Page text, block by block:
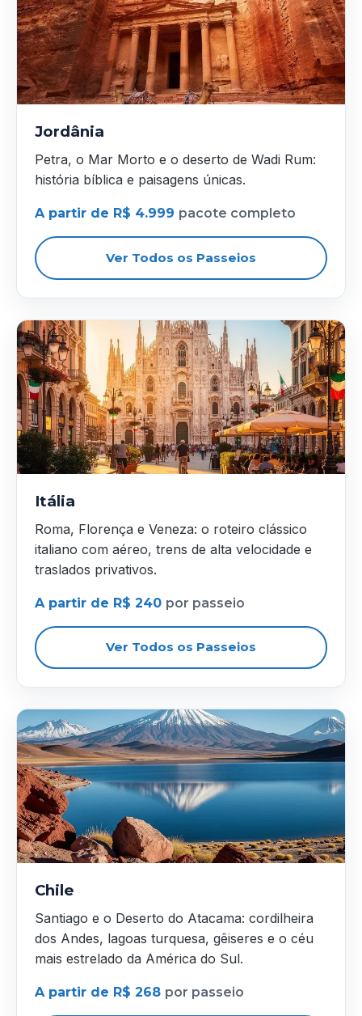
Jordânia
Petra, o Mar Morto e o deserto de Wadi Rum:
história bíblica e paisagens únicas.
A partir de R$ 4.999 pacote completo
Ver Todos os Passeios
Itália
Roma, Florença e Veneza: o roteiro clássico
italiano com aéreo, trens de alta velocidade e
traslados privativos.
A partir de R$ 240 por passeio
Ver Todos os Passeios
Chile
Santiago e o Deserto do Atacama: cordilheira
dos Andes, lagoas turquesa, gêiseres e o céu
mais estrelado da América do Sul.
A partir de R$ 268 por passeio